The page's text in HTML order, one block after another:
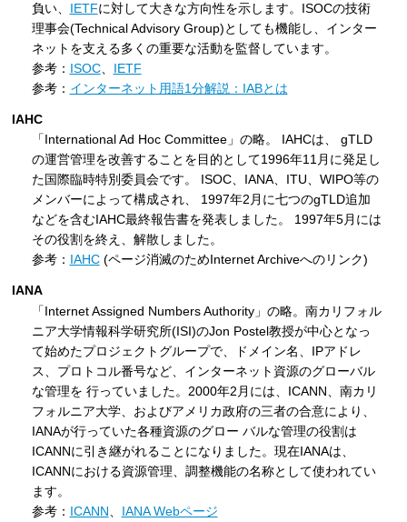
負い、 IETFに対して大きな方向性を示します。ISOCの技術
理事会(Technical Advisory Group)としても機能し、インター
ネットを支える多くの重要な活動を監督しています。
参考： ISOC、 IETF
参考： インターネット用語1分解説：IABとは
IAHC
「International Ad Hoc Committee」の略。 IAHCは、 gTLD
の運営管理を改善することを目的として1996年11月に発足し
た国際臨時特別委員会です。 ISOC、IANA、ITU、WIPO等の
メンバーによって構成され、 1997年2月に七つのgTLD追加
などを含むIAHC最終報告書を発表しました。 1997年5月には
その役割を終え、解散しました。
参考： IAHC(ページ消滅のためInternet Archiveへのリンク)
IANA
「Internet Assigned Numbers Authority」の略。南カリフォル
ニア大学情報科学研究所(ISI)のJon Postel教授が中心となっ
て始めたプロジェクトグループで、ドメイン名、IPアドレ
ス、プロトコル番号など、インターネット資源のグローバル
な管理を 行っていました。2000年2月には、ICANN、南カリ
フォルニア大学、およびアメリカ政府の三者の合意により、
IANAが行っていた各種資源のグロー バルな管理の役割は
ICANNに引き継がれることになりました。現在IANAは、
ICANNにおける資源管理、調整機能の名称として使われてい
ます。
参考： ICANN
IANA Webページ